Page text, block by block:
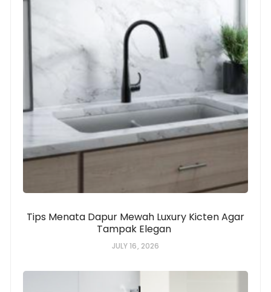
Tips Menata Dapur Mewah Luxury Kicten Agar
Tampak Elegan
JULY 16, 2026